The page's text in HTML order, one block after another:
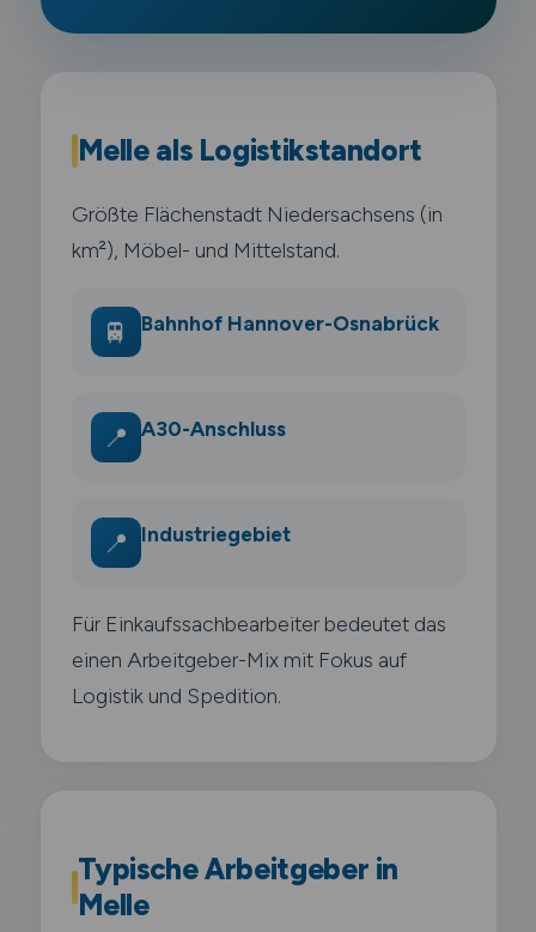
Melle als Logistikstandort
Größte Flächenstadt Niedersachsens (in
km²), Möbel- und Mittelstand.
🚆 Bahnhof Hannover-Osnabrück
📍 A30-Anschluss
📍 Industriegebiet
Für Einkaufssachbearbeiter bedeutet das
einen Arbeitgeber-Mix mit Fokus auf
Logistik und Spedition.
Typische Arbeitgeber in
Melle